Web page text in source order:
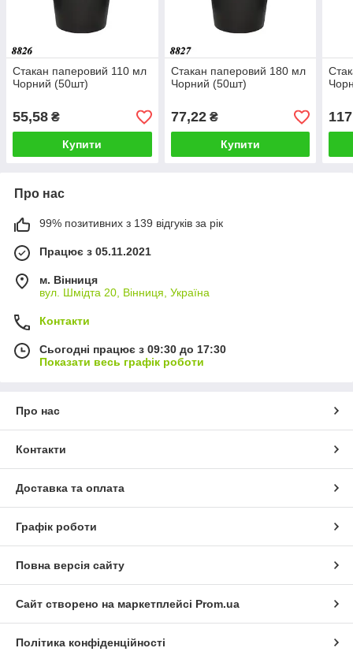
Стакан паперовий 110 мл
Чорний (50шт)
55,58 ₴
Купити
Стакан паперовий 180 мл
Чорний (50шт)
77,22₴
Купити
117
Про нас
99% позитивних з 139 відгуків за рік
Працює з 05.11.2021
м. Вінниця
вул. Шмідта 20, Вінниця, Україна
Контакти
Сьогодні працює з 09:30 до 17:30
Показати весь графік роботи
Про нас
Контакти
Доставка та оплата
Графік роботи
Повна версія сайту
Сайт створено на маркетплейсі Prom.ua
Політика конфіденційності